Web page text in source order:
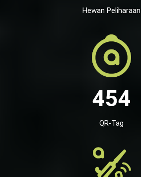
Hewan Peliharaan
454
QR-Tag